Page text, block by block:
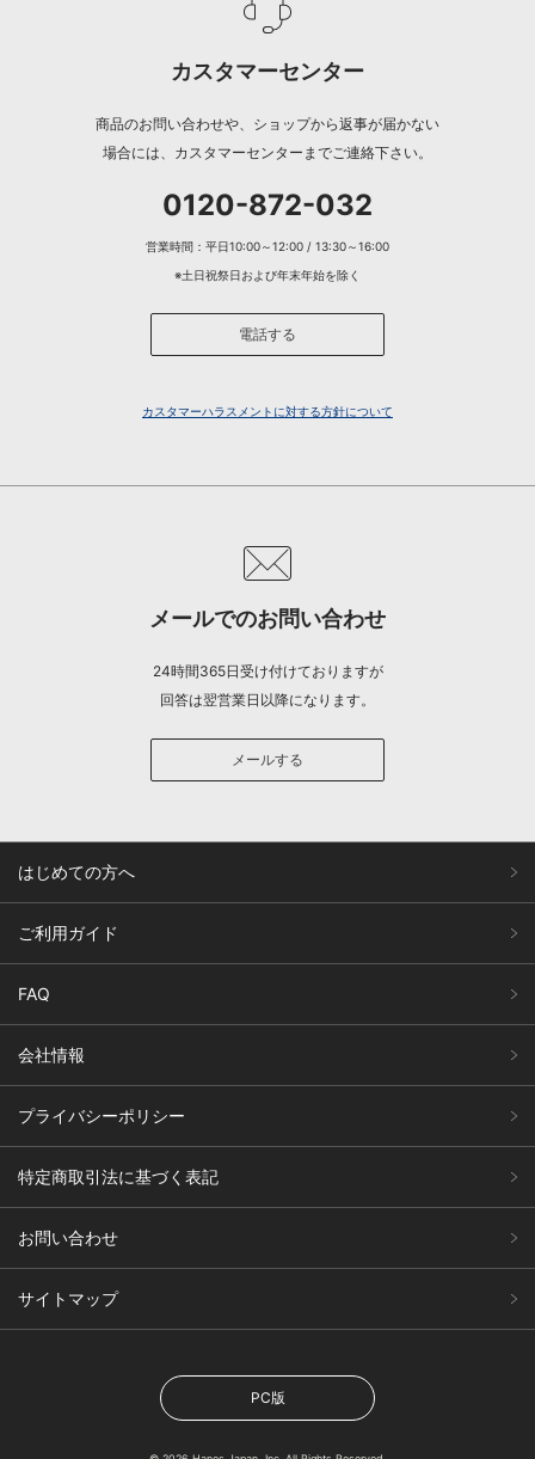
カスタマーセンター
商品のお問い合わせや、ショップから返事が届かない
場合には、カスタマーセンターまでご連絡下さい。
0120-872-032
営業時間：平日10:00～12:00 / 13:30～16:00
※土日祝祭日および年末年始を除く
電話する
カスタマーハラスメントに対する方針について
メールでのお問い合わせ
24時間365日受け付けておりますが
回答は翌営業日以降になります。
メールする
はじめての方へ
ご利用ガイド
FAQ
会社情報
プライバシーポリシー
特定商取引法に基づく表記
お問い合わせ
サイトマップ
PC版